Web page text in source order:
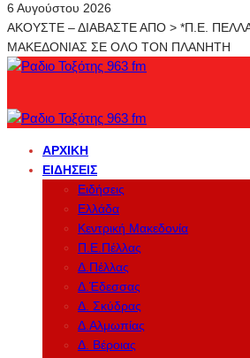
6 Αυγούστου 2026
ΑΚΟΥΣΤΕ – ΔΙΑΒΑΣΤΕ ΑΠΟ > *Π.Ε.
ΜΑΚΕΔΟΝΙΑΣ ΣΕ ΟΛΟ ΤΟΝ ΠΛΑΝΗΤΗ
ΑΡΧΙΚΉ
ΕΙΔΉΣΕΙΣ
Ειδήσεις
Ελλάδα
Κεντρική Μακεδονία
Π.Ε.Πέλλας
Δ.Πέλλας
Δ.Έδεσσας
Δ. Σκύδρας
Δ.Αλμωπίας
Δ. Βέροιας